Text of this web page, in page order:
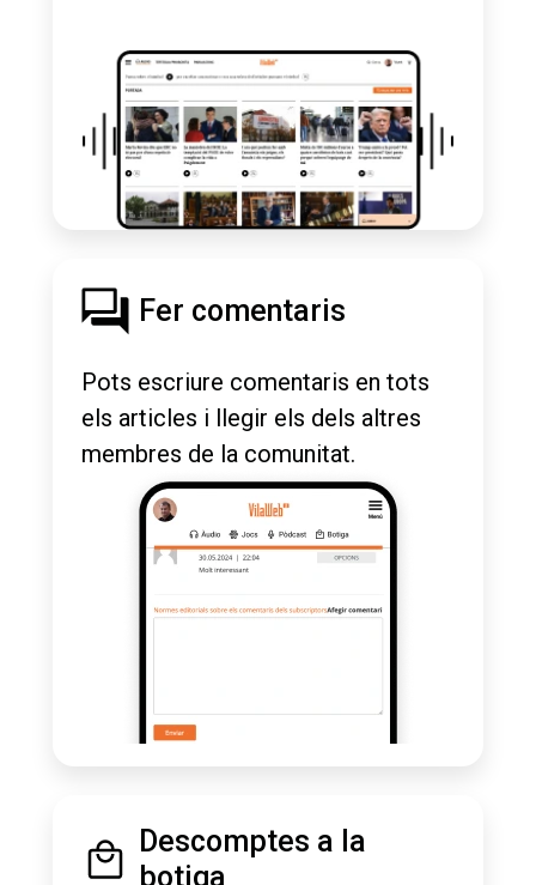
Fer comentaris
Pots escriure comentaris en tots
els articles i llegir els dels altres
membres de la comunitat.
Descomptes a la
botiga